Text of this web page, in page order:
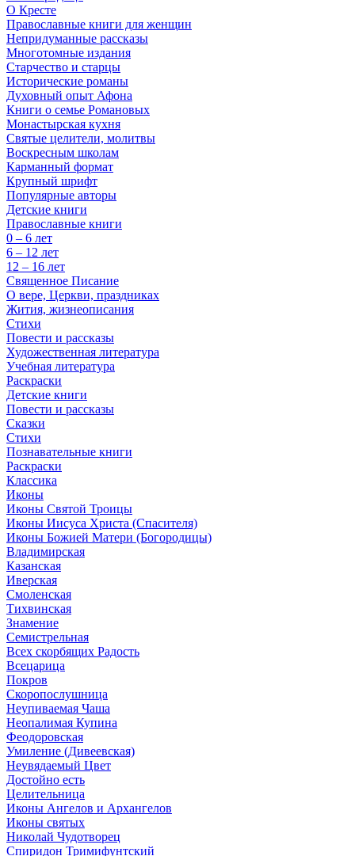
О Кресте
Православные книги для женщин
Непридуманные рассказы
Многотомные издания
Старчество и старцы
Исторические романы
Духовный опыт Афона
Книги о семье Романовых
Монастырская кухня
Святые целители, молитвы
Воскресным школам
Карманный формат
Крупный шрифт
Популярные авторы
Детские книги
Православные книги
0 – 6 лет
6 – 12 лет
12 – 16 лет
Священное Писание
О вере, Церкви, праздниках
Жития, жизнеописания
Стихи
Повести и рассказы
Художественная литература
Учебная литература
Раскраски
Детские книги
Повести и рассказы
Сказки
Стихи
Познавательные книги
Раскраски
Классика
Иконы
Иконы Святой Троицы
Иконы Иисуса Христа (Спасителя)
Иконы Божией Матери (Богородицы)
Владимирская
Казанская
Иверская
Смоленская
Тихвинская
Знамение
Семистрельная
Всех скорбящих Радость
Всецарица
Покров
Скоропослушница
Неупиваемая Чаша
Неопалимая Купина
Феодоровская
Умиление (Дивеевская)
Неувядаемый Цвет
Достойно есть
Целительница
Иконы Ангелов и Архангелов
Иконы святых
Николай Чудотворец
Спиридон Тримифунтский